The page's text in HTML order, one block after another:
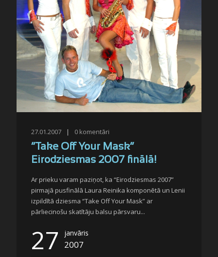
27.01.2007 | 0 komentāri
“Take Off Your Mask”
Eirodziesmas 2007 finālā!
Ar prieku varam paziņot, ka “Eirodziesmas 2007”
pirmajā pusfinālā Laura Reinika komponētā un Lenii
izpildītā dziesma “Take Off Your Mask” ar
pārliecinošu skatītāju balsu pārsvaru...
27 janvāris
2007